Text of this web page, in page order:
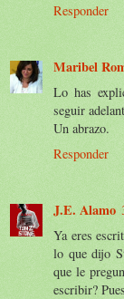
Responder
Maribel
Lo has
seguir
Un abrazo.
Responder
J.E. Alamo
Ya eres
lo que dijo
que le
escribir?